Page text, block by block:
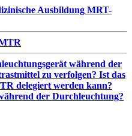
Ausbildung MRT-
während der
zu verfolgen? Ist das
delegiert werden kann?
der Durchleuchtung?